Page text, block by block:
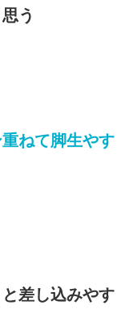
う
ねて脚生やす
差し込みやす